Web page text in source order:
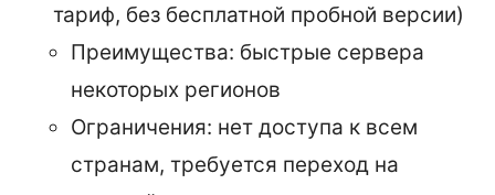
тариф, без бесплатной пробной версии)
Преимущества: быстрые сервера
некоторых регионов
Ограничения: нет доступа к всем
странам, требуется переход на